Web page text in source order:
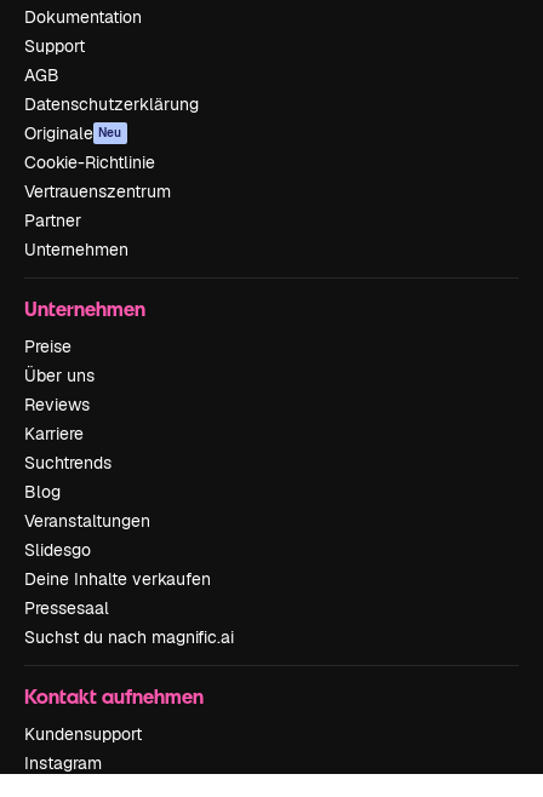
Dokumentation
Support
AGB
Datenschutzerklärung
Originale Neu
Cookie-Richtlinie
Vertrauenszentrum
Partner
Unternehmen
Unternehmen
Preise
Über uns
Reviews
Karriere
Suchtrends
Blog
Veranstaltungen
Slidesgo
Deine Inhalte verkaufen
Pressesaal
Suchst du nach magnific.ai
Kontakt aufnehmen
Kundensupport
Instagram